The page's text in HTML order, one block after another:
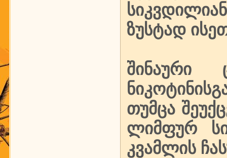
ზუსტად
შინაური
თუმცა
ლიმფურ
კვამლის